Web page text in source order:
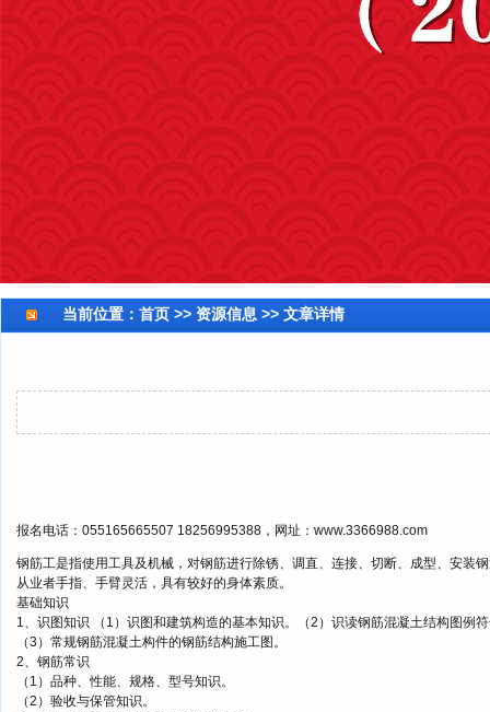
当前位置： 首页 >> 资源信息 >> 文章详情
报名电话：055165665507 18256995388，网址：www.3366988.com
钢筋工是指使用工具及机械，对钢筋进行除锈、调直、连接、切断、成型、安装
从业者手指、手臂灵活，具有较好的身体素质。
基础知识
1、识图知识 （1）识图和建筑构造的基本知识。（2）识读钢筋混凝土结构图例
（3）常规钢筋混凝土构件的钢筋结构施工图。
2、钢筋常识
（1）品种、性能、规格、型号知识。
（2）验收与保管知识。